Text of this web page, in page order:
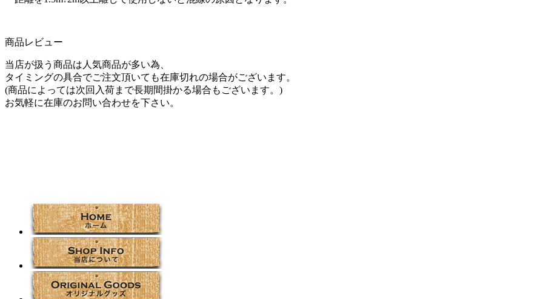
商品レビュー
当店が扱う商品は人気商品が多い為、
タイミングの具合でご注文頂いても在庫切れの場合がございます。
(商品によっては次回入荷まで長期間掛かる場合もございます。)
お気軽に在庫のお問い合わせを下さい。